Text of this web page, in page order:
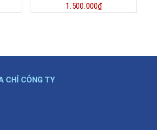
1.500.000₫
CHỈ CÔNG TY